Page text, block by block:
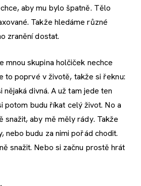
aby mu bylo špatně. Tělo
Takže hledáme různé
zranění dostat.
mnou skupina holčiček nechce
to poprvé v životě, takže si řeknu:
nějaká divná. A už tam jede ten
potom budu říkat celý život. No a
snažit, aby mě měly rády. Takže
nebo budu za nimi pořád chodit.
snažit. Nebo si začnu prostě hrát